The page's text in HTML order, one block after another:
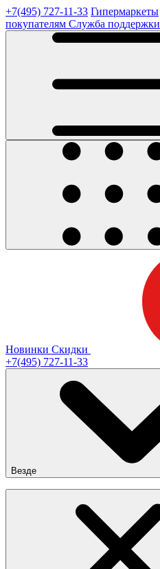
+7(495) 727-11-33 Гипермаркеты
покупателям Служба поддержки
Новинки Скидки
+7(495) 727-11-33
Везде